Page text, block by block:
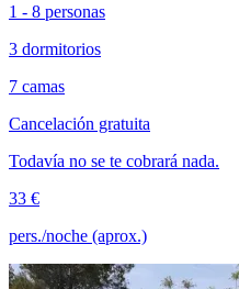
1 - 8 personas
3 dormitorios
7 camas
Cancelación gratuita
Todavía no se te cobrará nada.
33 €
pers./noche (aprox.)